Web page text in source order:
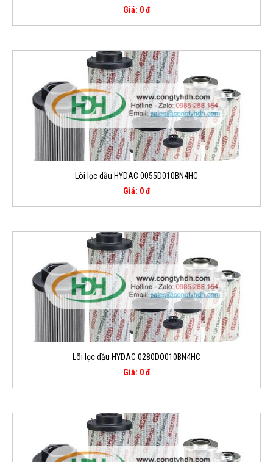
Giá: 0 đ
Lõi lọc dầu HYDAC 0055D010BN4HC
Giá: 0 đ
Lõi lọc dầu HYDAC 0280DO010BN4HC
Giá: 0 đ